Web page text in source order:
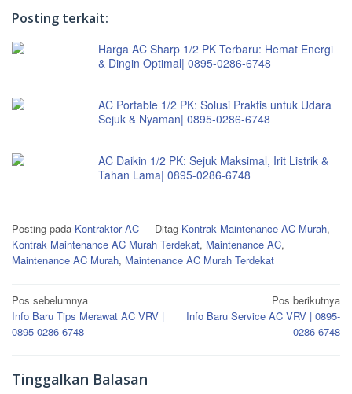
Posting terkait:
Harga AC Sharp 1/2 PK Terbaru: Hemat Energi
& Dingin Optimal| 0895-0286-6748
AC Portable 1/2 PK: Solusi Praktis untuk Udara
Sejuk & Nyaman| 0895-0286-6748
AC Daikin 1/2 PK: Sejuk Maksimal, Irit Listrik &
Tahan Lama| 0895-0286-6748
Posting pada Kontraktor AC Ditag Kontrak Maintenance AC Murah,
Kontrak Maintenance AC Murah Terdekat, Maintenance AC,
Maintenance AC Murah, Maintenance AC Murah Terdekat
Navigasi
pos
Pos sebelumnya
Info Baru Tips Merawat AC VRV |
0895-0286-6748
Pos berikutnya
Info Baru Service AC VRV | 0895-
0286-6748
Tinggalkan Balasan